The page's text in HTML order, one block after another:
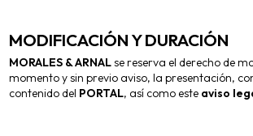
MODIFICACIÓN Y DURACIÓN
MORALES & ARNALse reserva el derecho de
momento y sin previo aviso, la presentación,
contenido del PORTAL, así como este aviso